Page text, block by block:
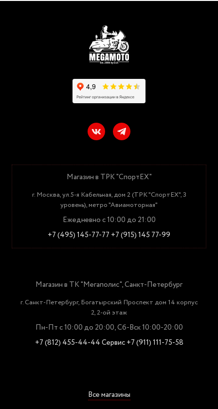
Магазин в ТРК "СпортЕХ"
г. Москва, ул.5-я Кабельная, дом 2 (ТРК "СпортЕХ", 3
уровень), метро "Авиамоторная"
Ежедневно с 10:00 до 21:00
+7 (495) 145-77-77 +7 (915) 145 77-99
Магазин в ТК "Мегаполис", Санкт-Петербург
г. Санкт-Петербург, Богатырский Проспект дом 14 корпус
2, 2-ой этаж
Пн-Пт с 10:00 до 20:00, Сб-Вск 10:00-20:00
+7 (812) 455-44-44Сервис +7 (911) 111-75-58
Все магазины